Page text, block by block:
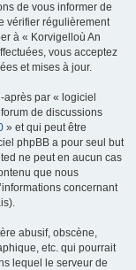
de vous informer de
vérifier régulièrement
à « Korvigelloù An
vous acceptez
et mises à jour.
par « logiciel
de discussions
» et qui peut être
phpBB a pour seul but
ne peut en aucun cas
que nous
concernant
abusif, obscène,
etc. qui pourrait
lequel le serveur de